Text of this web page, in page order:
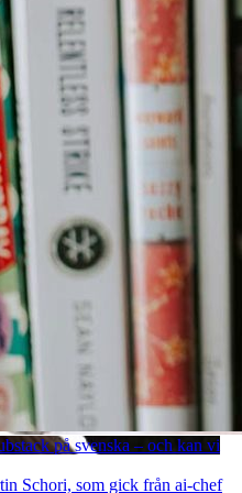
på svenska – och kan vi
Schori, som gick från ai-chef